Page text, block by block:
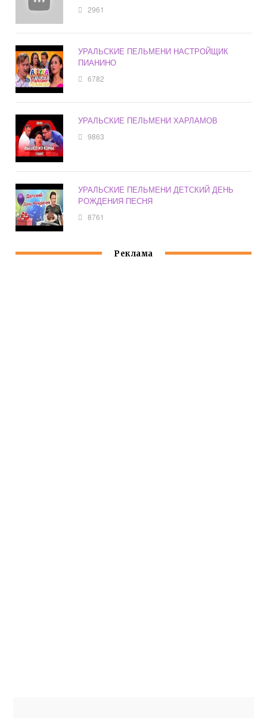
2961
УРАЛЬСКИЕ ПЕЛЬМЕНИ НАСТРОЙЩИК
ПИАНИНО
6782
УРАЛЬСКИЕ ПЕЛЬМЕНИ ХАРЛАМОВ
9863
УРАЛЬСКИЕ ПЕЛЬМЕНИ ДЕТСКИЙ ДЕНЬ
РОЖДЕНИЯ ПЕСНЯ
8761
Реклама